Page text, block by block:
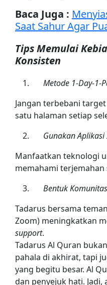
Baca Juga :
Saat Sahur Agar
Tips Memulai
Konsisten
Metode 1-Day-1-
Jangan terbebani
satu halaman setiap
Gunakan
Manfaatkan teknologi
memahami terjemahan
Bentuk
Tadarus bersama
Zoom) meningkatkan
support.
Tadarus Al Quran
pahala di akhirat, tapi
yang begitu besar. Al
dan penyejuk hati. Jadi,